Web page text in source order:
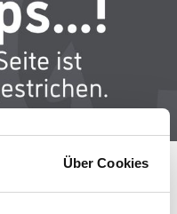
Über Cookies